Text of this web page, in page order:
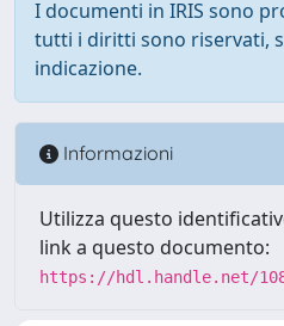
I documenti in IRIS sono
tutti i diritti sono riservati,
indicazione.
Informazioni
Utilizza questo
link a questo documento:
https://hdl.handle.net/